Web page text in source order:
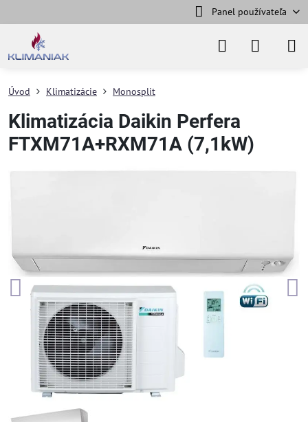
Panel používateľa
Úvod Klimatizácie Monosplit
Klimatizácia Daikin Perfera
FTXM71A+RXM71A (7,1kW)